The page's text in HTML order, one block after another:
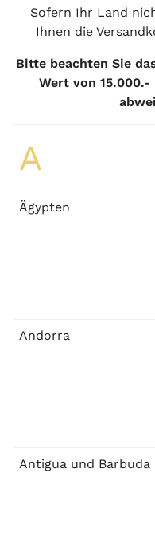
Sofern Ihr Land
Ihnen die
Bitte beachten Sie
Wert von
A
Ägypten
Andorra
Antigua und Barbuda